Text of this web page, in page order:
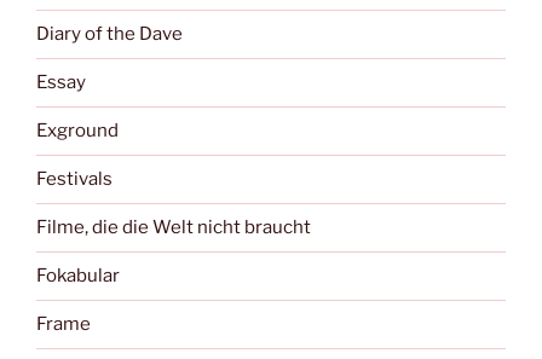
Diary of the Dave
Essay
Exground
Festivals
Filme, die die Welt nicht braucht
Fokabular
Frame